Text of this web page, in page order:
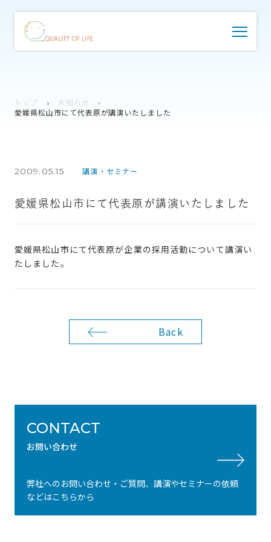
トップ
お知らせ
愛媛県松山市にて代表原が講演いたしました
2009.05.15 講演・セミナー
愛媛県松山市にて代表原が講演いたしました
愛媛県松山市にて代表原が企業の採用活動について講演い
たしました。
Back
CONTACT
お問い合わせ
弊社へのお問い合わせ・ご質問、講演やセミナーの依頼
などはこちらから